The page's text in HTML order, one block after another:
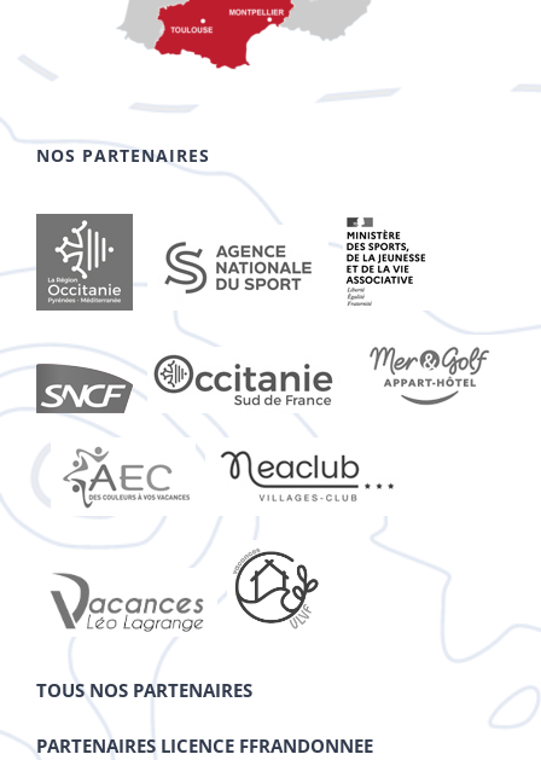
NOS PARTENAIRES
TOUS NOS PARTENAIRES
PARTENAIRES LICENCE FFRANDONNEE